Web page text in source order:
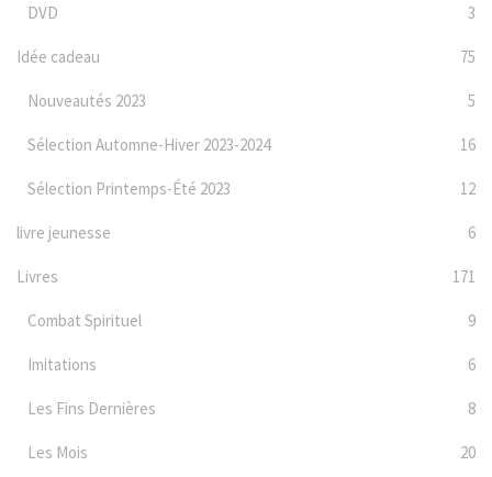
DVD 3
Idée cadeau 75
Nouveautés 2023 5
Sélection Automne-Hiver 2023-2024 16
Sélection Printemps-Été 2023 12
livre jeunesse 6
Livres 171
Combat Spirituel 9
Imitations 6
Les Fins Dernières 8
Les Mois 20